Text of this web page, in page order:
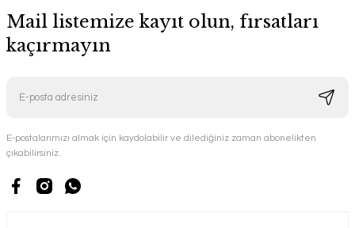
Mail listemize kayıt olun, fırsatları
kaçırmayın
E-postalarımızı almak için kaydolabilir ve dilediğiniz zaman abonelikten
çıkabilirsiniz.